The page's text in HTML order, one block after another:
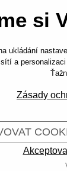
si
ukládání
a
Zásady